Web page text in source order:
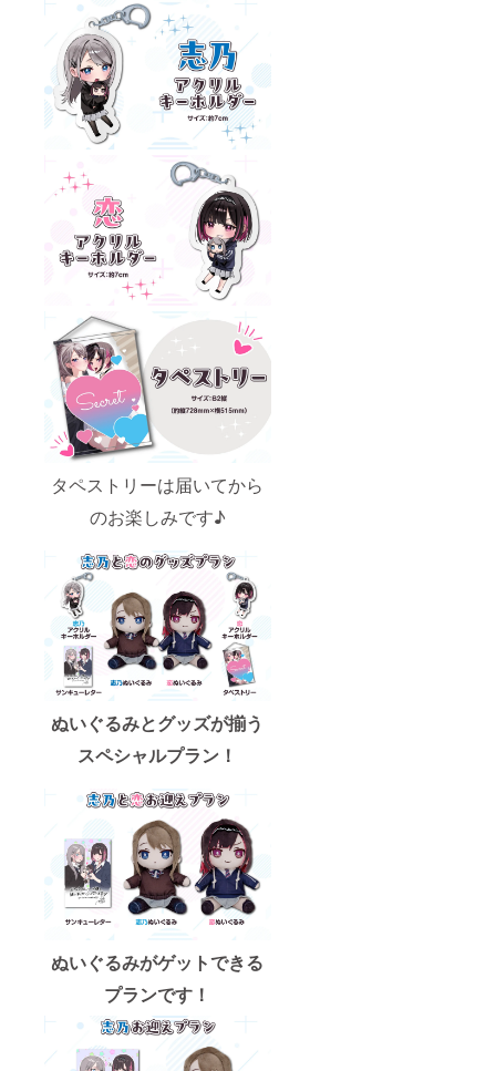
タペストリーは届いてから
のお楽しみです♪
ぬいぐるみとグッズが揃う
スペシャルプラン！
ぬいぐるみがゲットできる
プランです！